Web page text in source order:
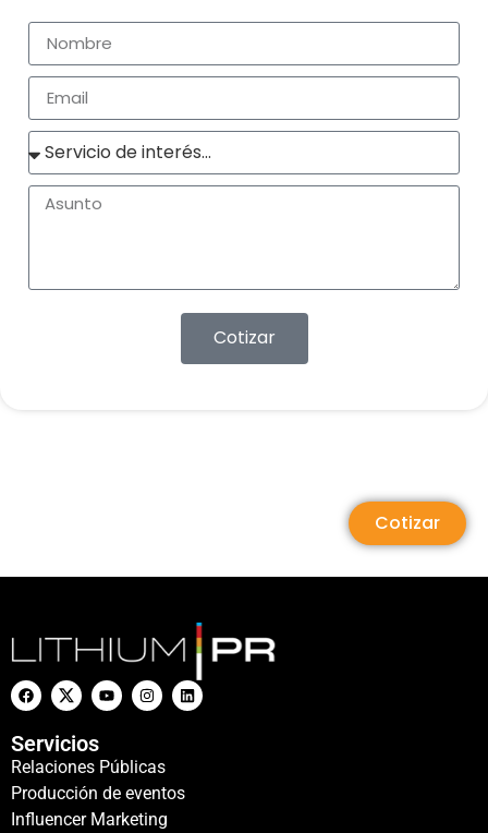
Cotizar
Cotizar
Servicios
Relaciones Públicas
Producción de eventos
Influencer Marketing